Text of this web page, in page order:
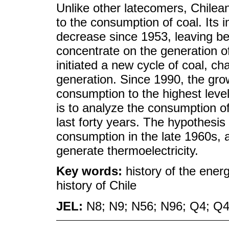
Unlike other latecomers,
to the consumption of coal. Its
decrease since 1953, leaving
concentrate on the generation
initiated a new cycle of coal,
generation. Since 1990, the
consumption to the highest
is to analyze the consumption
last forty years. The
consumption in the late 1960s,
generate thermoelectricity.
Key words: history of the
history of Chile
JEL: N8; N9; N56; N96; Q4;